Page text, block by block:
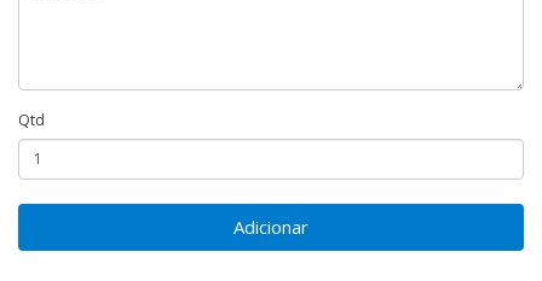
Qtd
Adicionar